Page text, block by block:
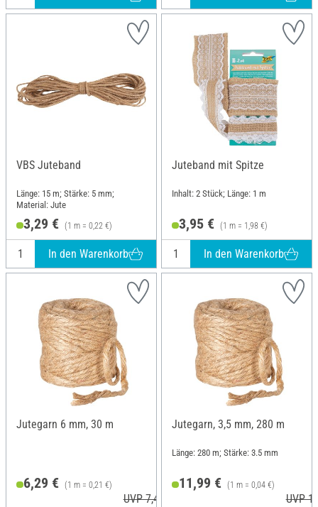
VBS Juteband
Länge: 15 m; Stärke: 5 mm;
Material: Jute
3,29 € (1 m = 0,22 €)
In den Warenkorb
Juteband mit Spitze
Inhalt: 2 Stück; Länge: 1 m
3,95 € (1 m = 1,98 €)
In den Warenkorb
Jutegarn 6 mm, 30 m
6,29 € (1 m = 0,21 €)
UVP 7,49 €
Jutegarn, 3,5 mm, 280 m
Länge: 280 m; Stärke: 3.5 mm
11,99 € (1 m = 0,04 €)
UVP